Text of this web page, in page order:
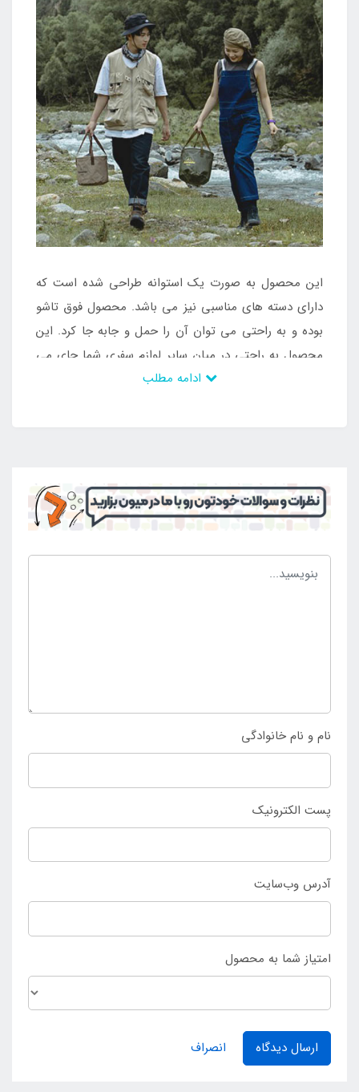
این محصول به صورت یک استوانه طراحی شده است که
دارای دسته های مناسبی نیز می باشد. محصول فوق تاشو
بوده و به راحتی می توان آن را حمل و جابه جا کرد. این
محصول به راحتی در میان سایر لوازم سفری شما جای می
گیرد و در صورت نیاز نیز می توانید آن را باز کرده و استفاده
است. سینک ظرفشویی تاشو گنجایش نگه داری 20 لیتر آب
را دارد و پس از استفاده به راحتی تاشده و حجم بسیار کمی
دارد و در برابر ساییدگی و پوسیدگی مقاوم می باشد.
نام و نام خانوادگی
پست الکترونیک
آدرس وب‌سایت
امتیاز شما به محصول
ارسال دیدگاه انصراف